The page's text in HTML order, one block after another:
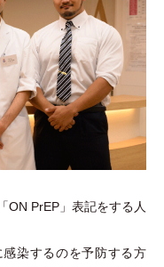
「ON PrEP」 表記をする人
感染するのを予防する方